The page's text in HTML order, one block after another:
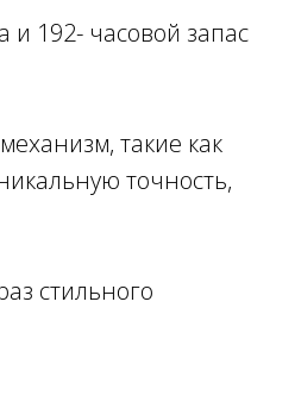
192- часовой запас
такие как
точность,
стильного